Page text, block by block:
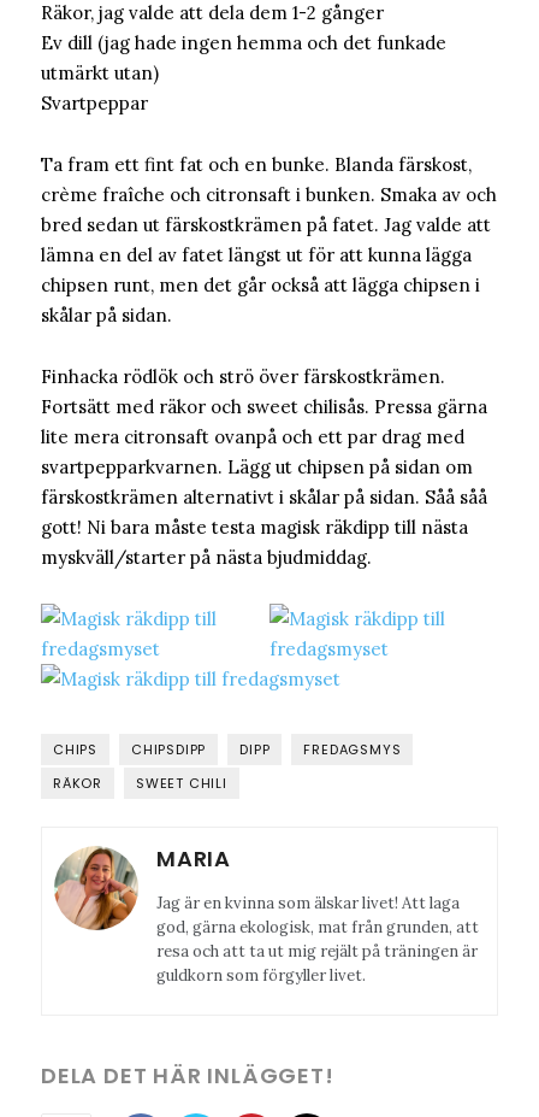
Räkor, jag valde att dela dem 1-2 gånger
Ev dill (jag hade ingen hemma och det funkade
utmärkt utan)
Svartpeppar
Ta fram ett fint fat och en bunke. Blanda färskost,
crème fraîche och citronsaft i bunken. Smaka av och
bred sedan ut färskostkrämen på fatet. Jag valde att
lämna en del av fatet längst ut för att kunna lägga
chipsen runt, men det går också att lägga chipsen i
skålar på sidan.
Finhacka rödlök och strö över färskostkrämen.
Fortsätt med räkor och sweet chilisås. Pressa gärna
lite mera citronsaft ovanpå och ett par drag med
svartpepparkvarnen. Lägg ut chipsen på sidan om
färskostkrämen alternativt i skålar på sidan. Såå såå
gott! Ni bara måste testa magisk räkdipp till nästa
myskväll/starter på nästa bjudmiddag.
CHIPS CHIPSDIPP DIPP
FREDAGSMYS
RÄKOR
SWEET CHILI
MARIA
Jag är en kvinna som älskar livet! Att laga
god, gärna ekologisk, mat från grunden, att
resa och att ta ut mig rejält på träningen är
guldkorn som förgyller livet.
DELA DET HÄR INLÄGGET!